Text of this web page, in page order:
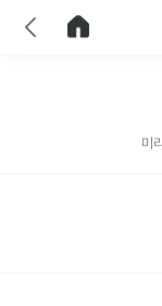
미